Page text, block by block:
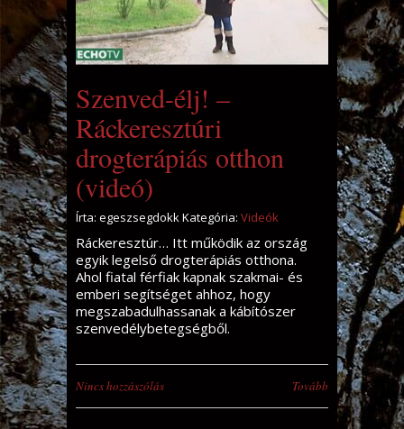
Szenved-élj! –
Ráckeresztúri
drogterápiás otthon
(videó)
Írta: egeszsegdokk Kategória: Videók
Ráckeresztúr… Itt működik az ország
egyik legelső drogterápiás otthona.
Ahol fiatal férfiak kapnak szakmai- és
emberi segítséget ahhoz, hogy
megszabadulhassanak a kábítószer
szenvedélybetegségből.
Nincs hozzászólás Tovább